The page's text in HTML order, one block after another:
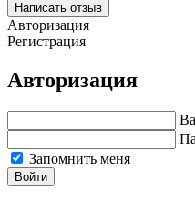
Написать отзыв
Авторизация
Регистрация
Авторизация
Запомнить меня
Войти